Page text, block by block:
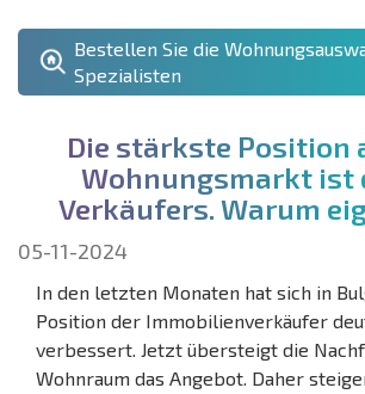
Bestellen Sie die
Spezialisten
Die stärkste Position
Wohnungsmarkt ist
Verkäufers. Warum ei
05-11-2024
In den letzten Monaten hat sich in
Position der Immobilienverkäufer
verbessert. Jetzt übersteigt die
Wohnraum das Angebot. Daher